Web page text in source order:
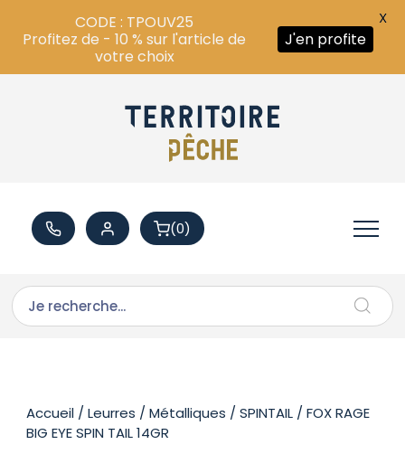
(0)
Accueil /Leurres /Métalliques /SPINTAIL / FOX RAGE
BIG EYE SPIN TAIL 14GR
CODE : TPOUV25
Profitez de - 10 % sur l'article de
votre choix
J'en profite
X